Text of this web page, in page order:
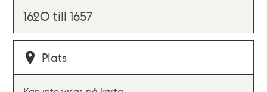
1620 till 1657
Plats